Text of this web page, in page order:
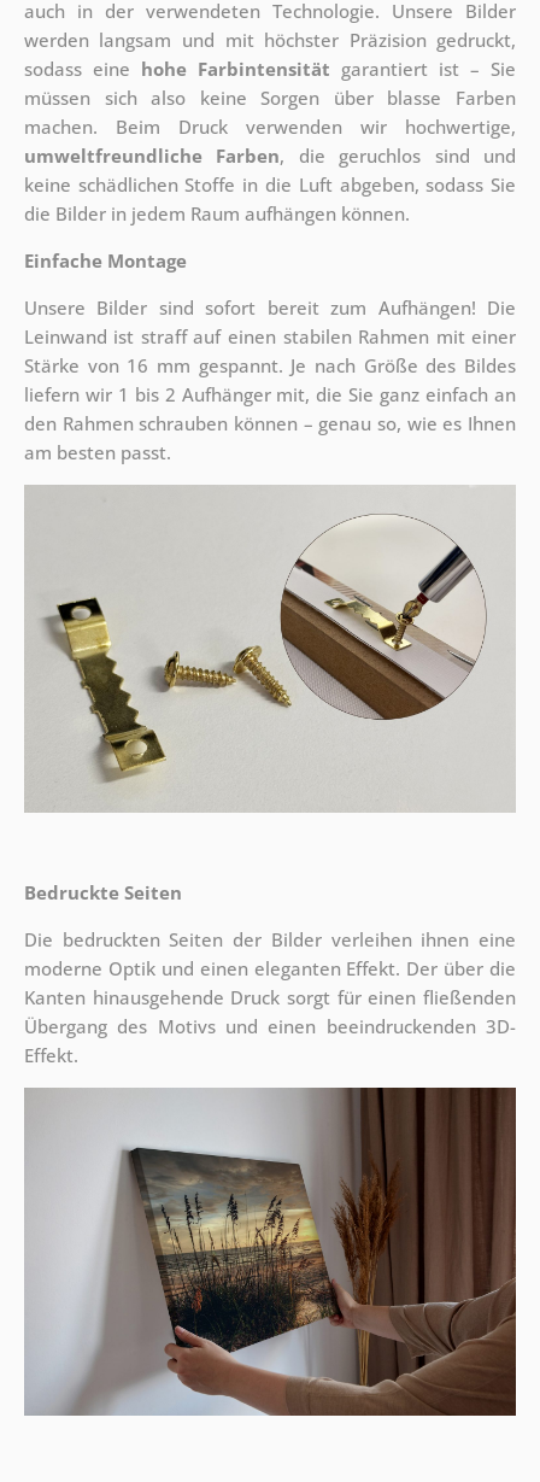
auch in der verwendeten Technologie. Unsere Bilder
werden langsam und mit höchster Präzision gedruckt,
sodass eine hohe Farbintensität garantiert ist – Sie
müssen sich also keine Sorgen über blasse Farben
machen. Beim Druck verwenden wir hochwertige,
umweltfreundliche Farben, die geruchlos sind und
keine schädlichen Stoffe in die Luft abgeben, sodass Sie
die Bilder in jedem Raum aufhängen können.
Einfache Montage
Unsere Bilder sind sofort bereit zum Aufhängen! Die
Leinwand ist straff auf einen stabilen Rahmen mit einer
Stärke von 16 mm gespannt. Je nach Größe des Bildes
liefern wir 1 bis 2 Aufhänger mit, die Sie ganz einfach an
den Rahmen schrauben können – genau so, wie es Ihnen
am besten passt.
Bedruckte Seiten
Die bedruckten Seiten der Bilder verleihen ihnen eine
moderne Optik und einen eleganten Effekt. Der über die
Kanten hinausgehende Druck sorgt für einen fließenden
Übergang des Motivs und einen beeindruckenden 3D-
Effekt.